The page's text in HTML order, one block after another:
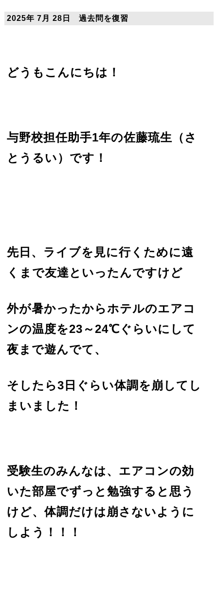
2025年 7月 28日 過去問を復習
どうもこんにちは！
与野校担任助手1年の佐藤琉生（さ
とうるい）です！
先日、ライブを見に行くために遠
くまで友達といったんですけど
外が暑かったからホテルのエアコ
ンの温度を23～24℃ぐらいにして
夜まで遊んでて、
そしたら3日ぐらい体調を崩してし
まいました！
受験生のみんなは、エアコンの効
いた部屋でずっと勉強すると思う
けど、体調だけは崩さないように
しよう！！！